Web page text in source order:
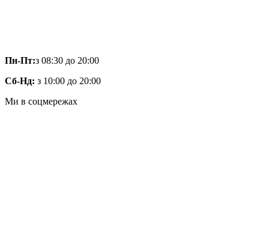
Пн-Пт:з 08:30 до 20:00
Сб-Нд: з 10:00 до 20:00
Ми в соцмережах